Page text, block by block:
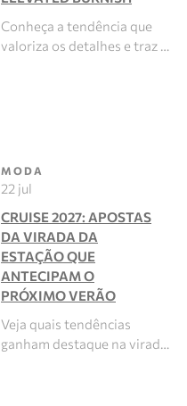
Conheça a tendência que
valoriza os detalhes e traz …
MODA
22 jul
CRUISE 2027: APOSTAS
DA VIRADA DA
ESTAÇÃO QUE
ANTECIPAM O
PRÓXIMO VERÃO
Veja quais tendências
ganham destaque na virad…